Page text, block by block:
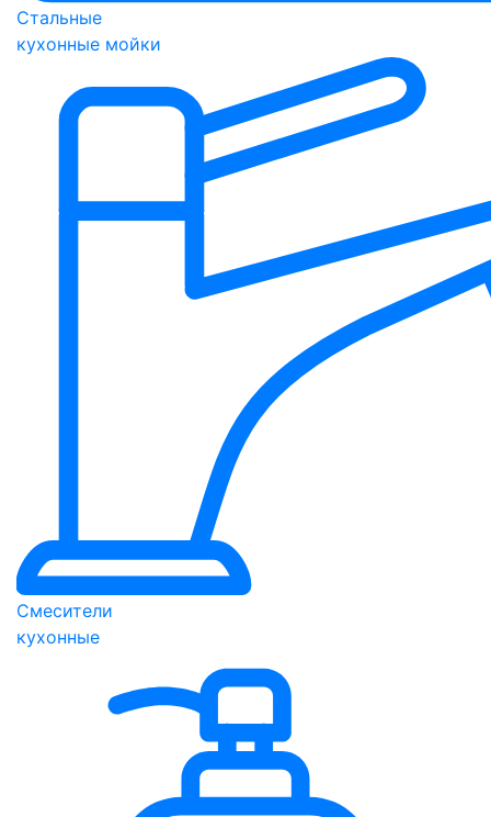
Стальные
кухонные мойки
Смесители
кухонные